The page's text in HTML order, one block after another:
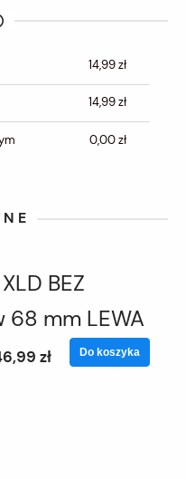
14,99 zł
14,99 zł
0,00 zł
BEZ
68 mm LEWA
zł Do koszyka